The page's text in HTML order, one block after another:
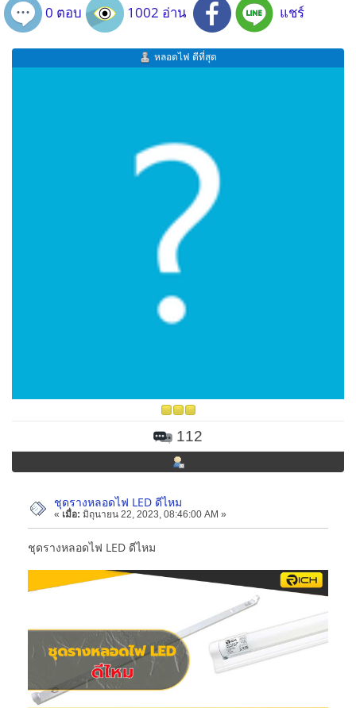
0 ตอบ 1002 อ่าน แชร์
หลอดไฟ ดีที่สุด
112
ชุดรางหลอดไฟ LED ดีไหม
« เมื่อ: มิถุนายน 22, 2023, 08:46:00 AM »
ชุดรางหลอดไฟ LED ดีไหม